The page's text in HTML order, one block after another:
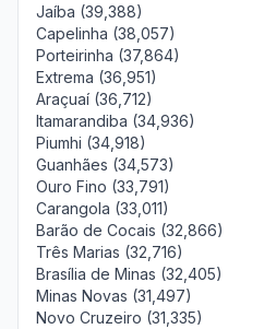
Jaíba (39,388)
Capelinha (38,057)
Porteirinha (37,864)
Extrema (36,951)
Araçuaí (36,712)
Itamarandiba (34,936)
Piumhi (34,918)
Guanhães (34,573)
Ouro Fino (33,791)
Carangola (33,011)
Barão de Cocais (32,866)
Três Marias (32,716)
Brasília de Minas (32,405)
Minas Novas (31,497)
Novo Cruzeiro (31,335)